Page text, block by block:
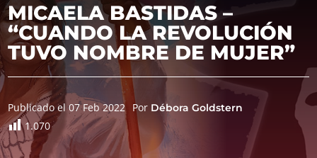
MICAELA BASTIDAS –
“CUANDO LA REVOLUCIÓN
TUVO NOMBRE DE MUJER”
Publicado el 07 Feb 2022 Por Débora Goldstern
1.070